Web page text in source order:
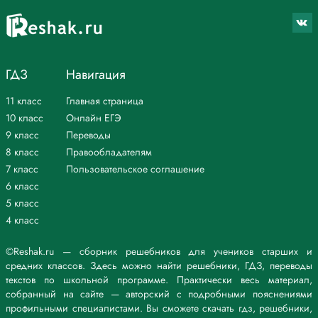
Трудный - очень трудный.
Весёлый - слишком весёлый.
Построить - построить мост.
Выйти - выйти из дома.
Сравни предложение и словосочетания.
1. С пасмурного неба изредка падали одинокие снежинки.
2. Падали с неба, падали изредка, одинокие снежинки, с
У словосочетаний, в отличие от предложений, нет законченной
мысли, цели высказывания и интонации.
Ответь на вопросы.
- Словосочетание не выражает законченную мысль.
Можно ли определить вид словосочетания по цели высказывания
(повествование, побуждение, вопрос)?
- У словосочетания нет цели высказывания.
Можно ли произнести словосочетание с восклицательной или
©Reshak.ru — сборник решебников для учеников старших и
средних классов. Здесь можно найти решебники, ГДЗ, переводы
текстов по школьной программе. Практически весь материал,
собранный на сайте — авторский с подробными пояснениями
профильными специалистами. Вы сможете скачать гдз, решебники,
ГДЗ
11 класс
10 класс
9 класс
8 класс
7 класс
6 класс
5 класс
4 класс
Навигация
Главная страница
Онлайн ЕГЭ
Переводы
Правообладателям
Пользовательское соглашение